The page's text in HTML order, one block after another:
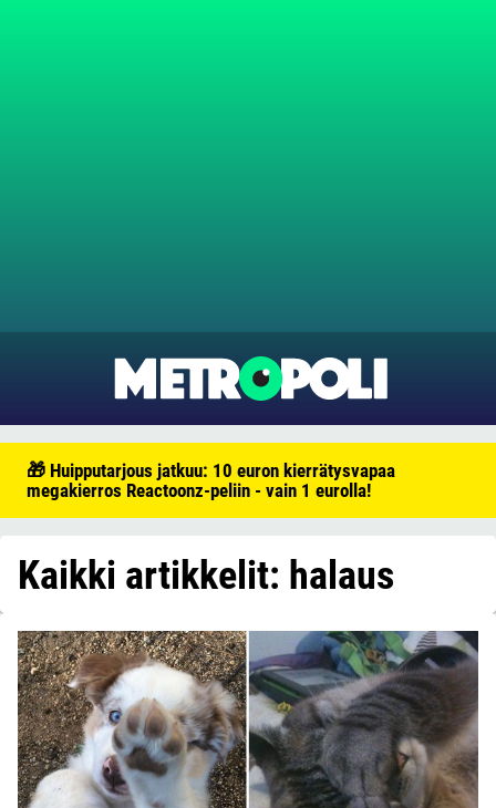
🎁 Huipputarjous jatkuu: 10 euron kierrätysvapaa
megakierros Reactoonz-peliin - vain 1 eurolla!
Kaikki artikkelit: halaus